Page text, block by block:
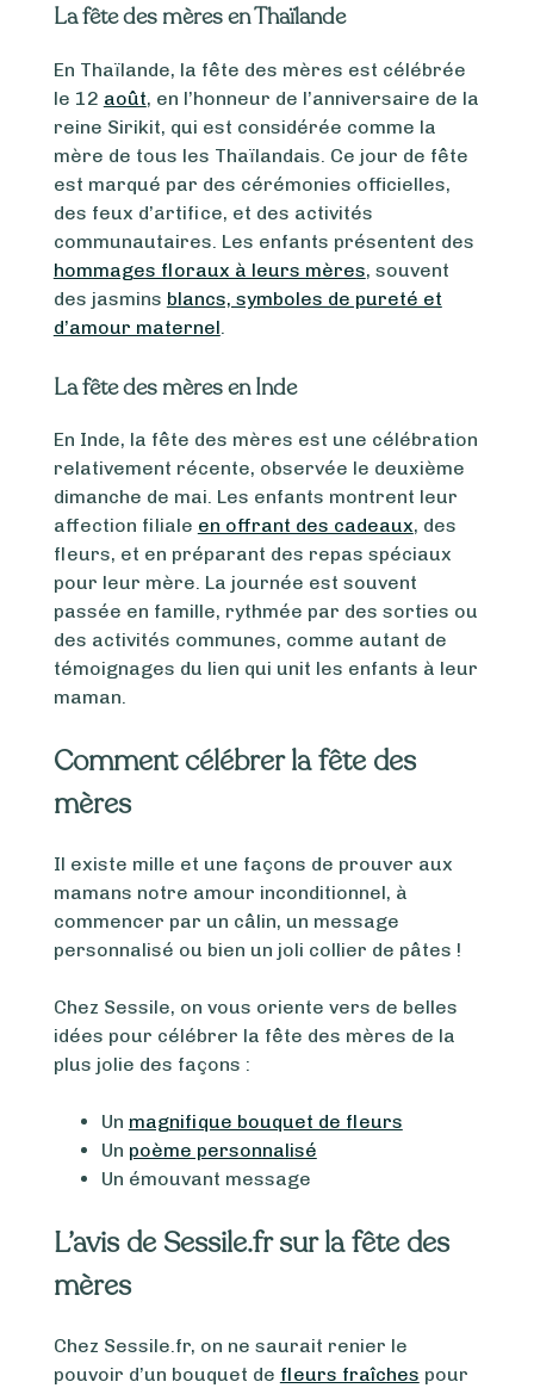
La fête des mères en Thaïlande
En Thaïlande, la fête des mères est célébrée
le 12 août, en l’honneur de l’anniversaire de la
reine Sirikit, qui est considérée comme la
mère de tous les Thaïlandais. Ce jour de fête
est marqué par des cérémonies officielles,
des feux d’artifice, et des activités
communautaires. Les enfants présentent des
hommages floraux à leurs mères, souvent
des jasmins blancs, symboles de pureté et
d’amour maternel
La fête des mères en Inde
En Inde, la fête des mères est une célébration
relativement récente, observée le deuxième
dimanche de mai. Les enfants montrent leur
affection filiale en offrant des cadeaux, des
fleurs, et en préparant des repas spéciaux
pour leur mère. La journée est souvent
passée en famille, rythmée par des sorties ou
des activités communes, comme autant de
témoignages du lien qui unit les enfants à leur
maman.
Comment célébrer la fête des
mères
Il existe mille et une façons de prouver aux
mamans notre amour inconditionnel, à
commencer par un câlin, un message
personnalisé ou bien un joli collier de pâtes !
Chez Sessile, on vous oriente vers de belles
idées pour célébrer la fête des mères de la
plus jolie des façons :
Un magnifique bouquet de fleurs
Un poème personnalisé
Un émouvant message
L’avis de Sessile.fr sur la fête des
mères
Chez Sessile.fr, on ne saurait renier le
pouvoir d’un bouquet de fleurs fraîches pour